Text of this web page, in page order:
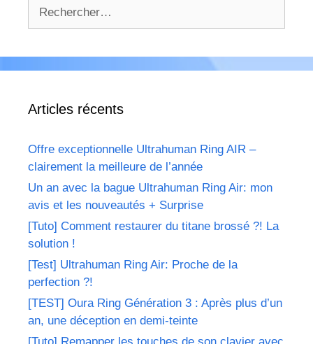
Articles récents
Offre exceptionnelle Ultrahuman Ring AIR –
clairement la meilleure de l’année
Un an avec la bague Ultrahuman Ring Air: mon
avis et les nouveautés + Surprise
[Tuto] Comment restaurer du titane brossé ?! La
solution !
[Test] Ultrahuman Ring Air: Proche de la
perfection ?!
[TEST] Oura Ring Génération 3 : Après plus d’un
an, une déception en demi-teinte